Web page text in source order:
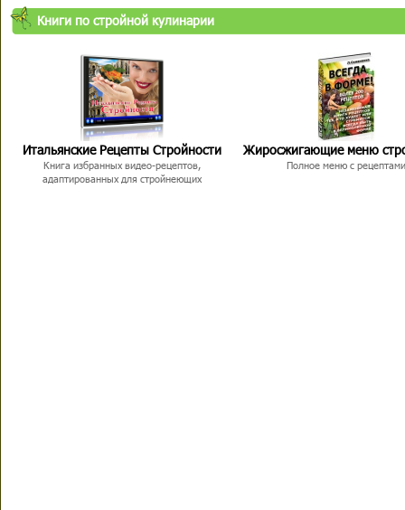
Книги по стройной кулинарии
Итальянские Рецепты Стройности
Книга избранных видео-рецептов,
адаптированных для стройнеющих
Жиросжигающие меню
Полное меню с рецептами